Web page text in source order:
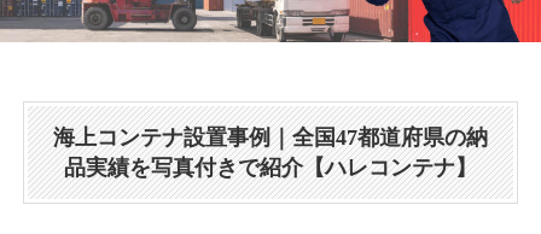
海上コンテナ設置事例｜全国47都道府県の納
品実績を写真付きで紹介【ハレコンテナ】